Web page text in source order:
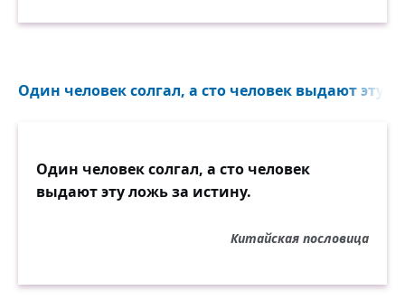
Один человек солгал, а сто человек выдают эту
Один человек солгал, а сто человек
выдают эту ложь за истину.
Китайская пословица